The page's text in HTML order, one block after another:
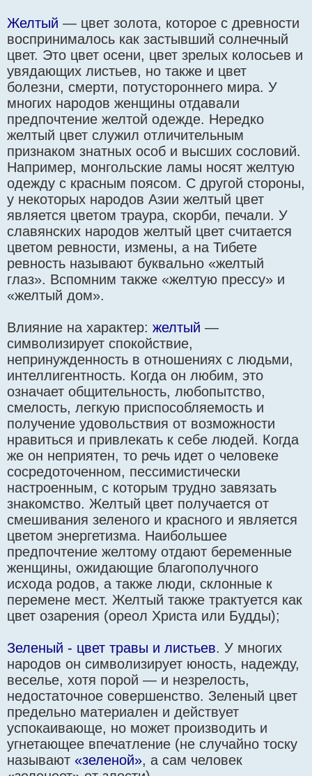
Желтый — цвет золота, которое с древности
воспринималось как застывший солнечный
цвет. Это цвет осени, цвет зрелых колосьев и
увядающих листьев, но также и цвет
болезни, смерти, потустороннего мира. У
многих народов женщины отдавали
предпочтение желтой одежде. Нередко
желтый цвет служил отличительным
признаком знатных особ и высших сословий.
Например, монгольские ламы носят желтую
одежду с красным поясом. С другой стороны,
у некоторых народов Азии желтый цвет
является цветом траура, скорби, печали. У
славянских народов желтый цвет считается
цветом ревности, измены, а на Тибете
ревность называют буквально «желтый
глаз». Вспомним также «желтую прессу» и
«желтый дом».
Влияние на характер: желтый —
символизирует спокойствие,
непринужденность в отношениях с людьми,
интеллигентность. Когда он любим, это
означает общительность, любопытство,
смелость, легкую приспособляемость и
получение удовольствия от возможности
нравиться и привлекать к себе людей. Когда
же он неприятен, то речь идет о человеке
сосредоточенном, пессимистически
настроенным, с которым трудно завязать
знакомство. Желтый цвет получается от
смешивания зеленого и красного и является
цветом энергетизма. Наибольшее
предпочтение желтому отдают беременные
женщины, ожидающие благополучного
исхода родов, а также люди, склонные к
перемене мест. Желтый также трактуется как
цвет озарения (ореол Христа или Будды);
Зеленый - цвет травы и листьев. У многих
народов он символизирует юность, надежду,
веселье, хотя порой — и незрелость,
недостаточное совершенство. Зеленый цвет
предельно материален и действует
успокаивающе, но может производить и
угнетающее впечатление (не случайно тоску
называют «зеленой», а сам человек